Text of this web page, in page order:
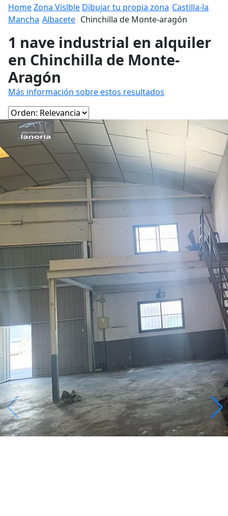
HomeZona Vislble Dibujar tu propia zona Castilla-la
Mancha Albacete Chinchilla de Monte-aragón
1 nave industrial en alquiler
en Chinchilla de Monte-
Aragón
Más información sobre estos resultados